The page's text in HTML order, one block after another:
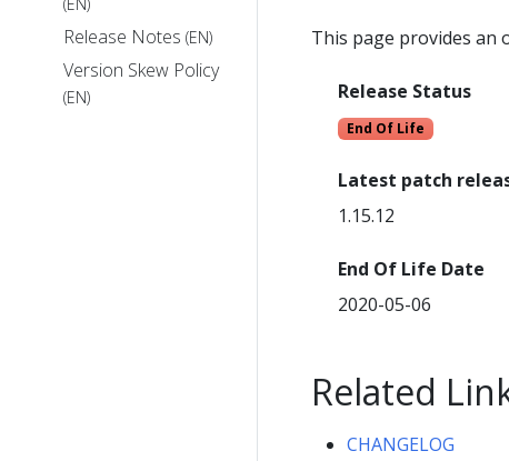
(EN)
Release Notes (EN)
Version Skew Policy
(EN)
This page provides an
Release Status
End Of Life
Latest patch
1.15.12
End Of Life Date
2020-05-06
Related
CHANGELOG